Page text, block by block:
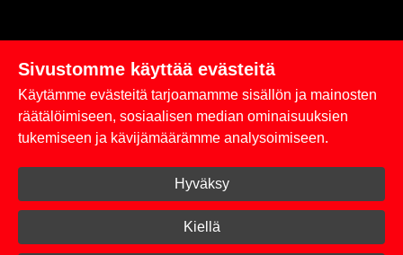
Linkit
Rekisteriseloste
Toimitus- ja maksuehdot
Kirjaudu sisään
Sivustomme käyttää evästeitä
Käytämme evästeitä tarjoamamme sisällön ja mainosten
räätälöimiseen, sosiaalisen median ominaisuuksien
tukemiseen ja kävijämäärämme analysoimiseen.
Hyväksy
Kiellä